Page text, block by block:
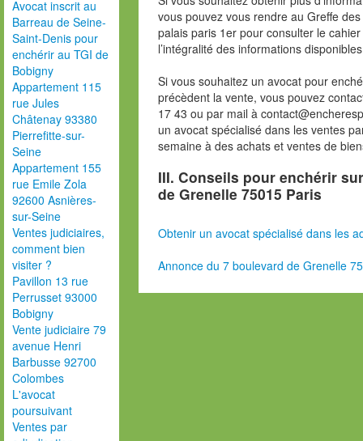
Avocat inscrit au
Barreau de Seine-
Saint-Denis pour
enchérir au TGI de
Bobigny
Appartement 115
rue Jules
Châtenay 93380
Pierrefitte-sur-
Seine
Appartement 155
rue Emile Zola
92600 Asnières-
sur-Seine
Ventes judiciaires,
comment bien
visiter ?
Pavillon 13 rue
Perrusset 93000
Bobigny
Vente judiciaire 79
avenue Henri
Barbusse 92700
Colombes
L'avocat
poursuivant
Ventes par
vous pouvez vous rendre au Greffe
palais paris 1er pour consulter le
l’intégralité des informations
Si vous souhaitez un avocat pour
précèdent la vente, vous pouvez
17 43 ou par mail à
un avocat spécialisé dans les ventes
semaine à des achats et ventes de
III. Conseils pour enchérir
de Grenelle 75015 Paris
Obtenir un avocat spécialisé dans les
Annonce du 7 boulevard de Grenelle